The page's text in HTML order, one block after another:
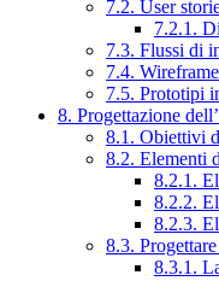
7.2. User
7.2.1.
7.3. Flussi di
7.4. Wireframe
7.5. Prototipi
8. Progettazione
8.1. Obiettivi
8.2. Elementi
8.2.1.
8.2.2.
8.2.3.
8.3.
8.3.1.